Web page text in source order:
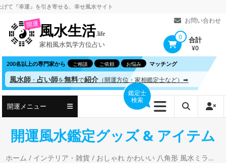
コ
ツ
へ
ス
ッ
運』を引き寄せる、幸せ風水サイト
お問い合わせ
開運風水生活.life
家相風水気学方位占い
0 合計
¥0
200名以上の専門家から ご相談 ご依頼 お悩み マッチング
風水師 ・占い師を無料で紹介 （開運方位・家相鑑定士など）➡
開運メニュー
鑑定士
検索
開運風水鑑定グッズ & アイテム
ホーム / インテリア・雑貨 / おしゃれ かわいい 八角形 風水ミラー 鏡 花柄フレーム フィールドフラワー 卓上・壁掛け 恋愛運・結婚運・家庭運